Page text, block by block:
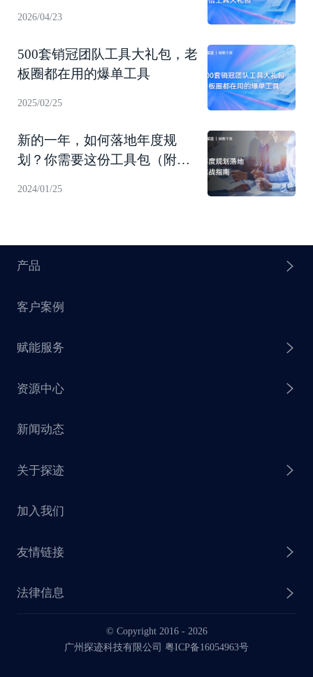
2026/04/23
500套销冠团队工具大礼包，老
板圈都在用的爆单工具
2025/02/25
新的一年，如何落地年度规
划？你需要这份工具包（附下
2024/01/25
产品
探迹 AI Agent
探迹 AI 拓客
探迹 AI 集客
探迹 AI 触达
探迹 AI CRM
客户案例
赋能服务
芒种行动
赋能计划
资源中心
销售干货
探迹大数据研究院
新闻动态
关于探迹
企业介绍
联系我们
业务动态
加入我们
友情链接
法律信息
法律声明
© Copyright 2016 - 2026
广州探迹科技有限公司 粤ICP备16054963号